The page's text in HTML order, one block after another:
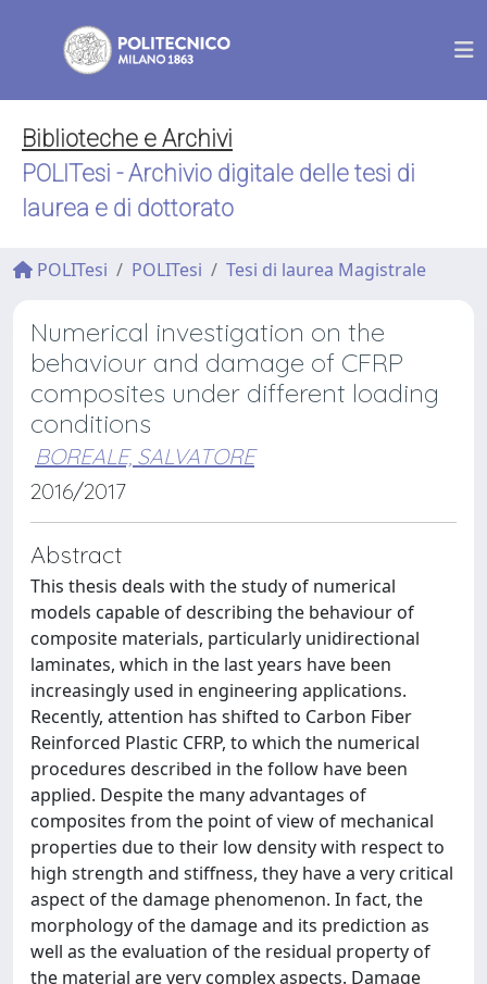
Biblioteche e Archivi
POLITesi - Archivio digitale delle tesi di
laurea e di dottorato
POLITesi POLITesi Tesi di laurea Magistrale
Numerical investigation on the
behaviour and damage of CFRP
composites under different loading
conditions
BOREALE, SALVATORE
2016/2017
Abstract
This thesis deals with the study of numerical
models capable of describing the behaviour of
composite materials, particularly unidirectional
laminates, which in the last years have been
increasingly used in engineering applications.
Recently, attention has shifted to Carbon Fiber
Reinforced Plastic CFRP, to which the numerical
procedures described in the follow have been
applied. Despite the many advantages of
composites from the point of view of mechanical
properties due to their low density with respect to
high strength and stiffness, they have a very critical
aspect of the damage phenomenon. In fact, the
morphology of the damage and its prediction as
well as the evaluation of the residual property of
the material are very complex aspects. Damage